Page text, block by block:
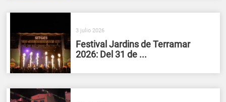
3 julio 2026
Festival Jardins de Terramar
2026: Del 31 de ...